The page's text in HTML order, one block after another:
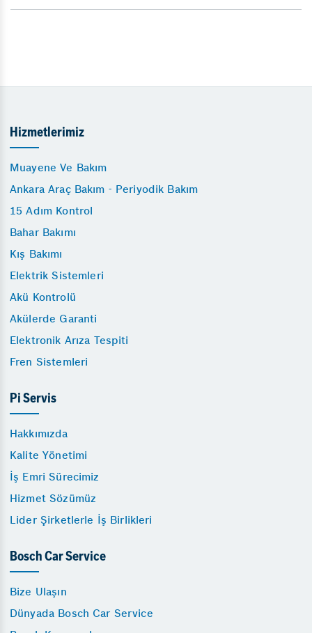
Hizmetlerimiz
Muayene Ve Bakım
Ankara Araç Bakım - Periyodik Bakım
15 Adım Kontrol
Bahar Bakımı
Kış Bakımı
Elektrik Sistemleri
Akü Kontrolü
Akülerde Garanti
Elektronik Arıza Tespiti
Fren Sistemleri
Pi Servis
Hakkımızda
Kalite Yönetimi
İş Emri Sürecimiz
Hizmet Sözümüz
Lider Şirketlerle İş Birlikleri
Bosch Car Service
Bize Ulaşın
Dünyada Bosch Car Service